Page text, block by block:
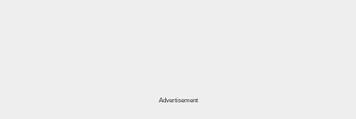
Advertisement